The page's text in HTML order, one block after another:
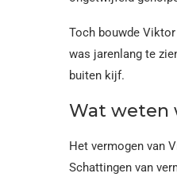
Toch bouwde
was jarenlang te
buiten kijf.
Wat weten
Het vermogen van
Schattingen van